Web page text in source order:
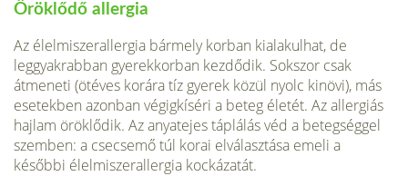
Öröklődő allergia
Az élelmi­szerallergia bármely korban kiala­kulhat, de
leggyakrabban gyerek­korban kezdődik. Sokszor csak
átmeneti (ötéves korára tíz gyerek közül nyolc kinövi), más
esetek­ben azonban végigkíséri a beteg életét. Az allergiás
hajlam öröklőd­ik. Az anyatejes táplálás véd a be­tegséggel
szemben: a csecsemő túl korai elválasztása emeli a
későbbi élelmiszerallergia kockázatát.